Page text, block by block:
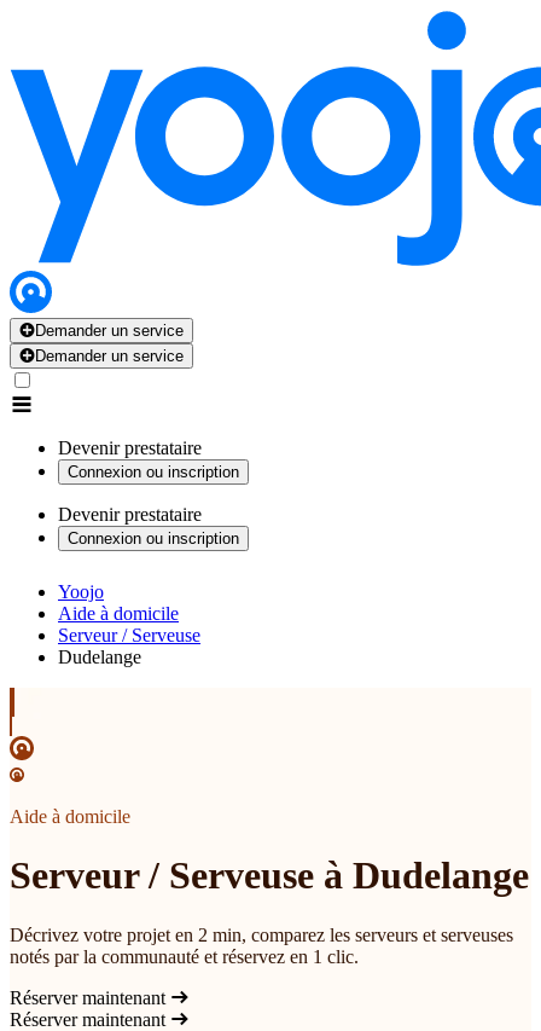
Demander un service
Demander un service
Devenir prestataire
Connexion ou inscription
Devenir prestataire
Connexion ou inscription
Yoojo
Aide à domicile
Serveur / Serveuse
Dudelange
Aide à domicile
Serveur / Serveuse à Dudelange
Décrivez votre projet en 2 min, comparez les serveurs et serveuses
notés par la communauté et réservez en 1 clic.
Réserver maintenant
Réserver maintenant